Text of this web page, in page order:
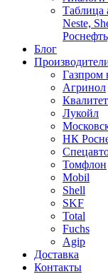
Таблица
Neste,
Блог
Газпром
Агринол
Лукойл
НК
Томфлон
Mobil
Shell
SKF
Total
Fuchs
Agip
Доставка
Контакты